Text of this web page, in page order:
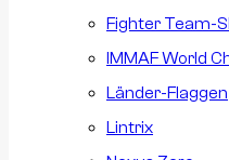
Fighter Team-
IMMAF World
Länder-Flaggen
Lintrix